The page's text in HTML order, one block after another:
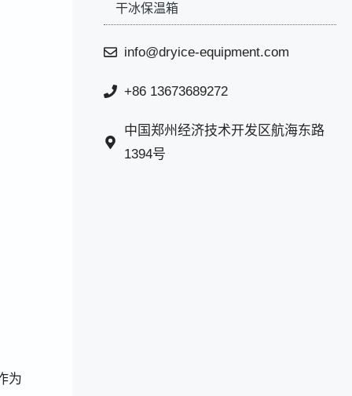
为
干冰保温箱
info@dryice-equipment.com
+86 13673689272
中国郑州经济技术开发区航海东路
1394号